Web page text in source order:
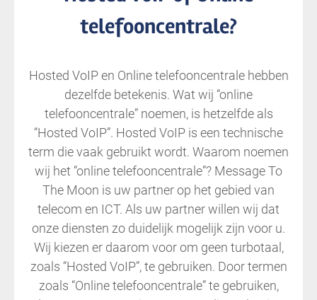
telefooncentrale?
Hosted VoIP en Online telefooncentrale hebben
dezelfde betekenis. Wat wij “online
telefooncentrale” noemen, is hetzelfde als
“Hosted VoIP”. Hosted VoIP is een technische
term die vaak gebruikt wordt. Waarom noemen
wij het “online telefooncentrale”? Message To
The Moon is uw partner op het gebied van
telecom en ICT. Als uw partner willen wij dat
onze diensten zo duidelijk mogelijk zijn voor u.
Wij kiezen er daarom voor om geen turbotaal,
zoals “Hosted VoIP”, te gebruiken. Door termen
zoals “Online telefooncentrale” te gebruiken,